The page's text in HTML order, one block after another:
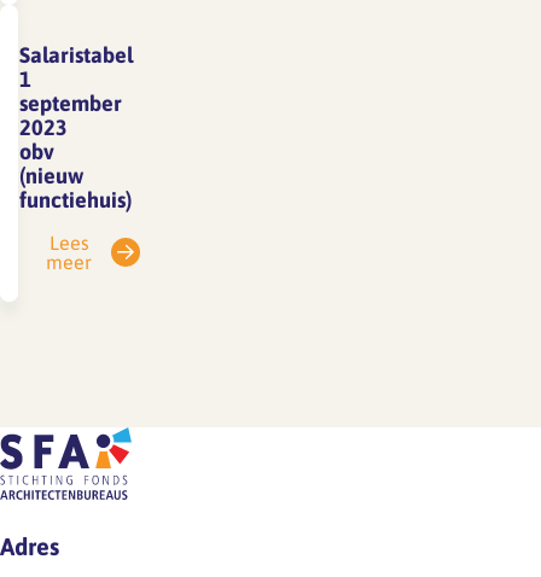
Salaristabel
1
september
2023
obv
(nieuw
functiehuis)
Lees
meer
Adres